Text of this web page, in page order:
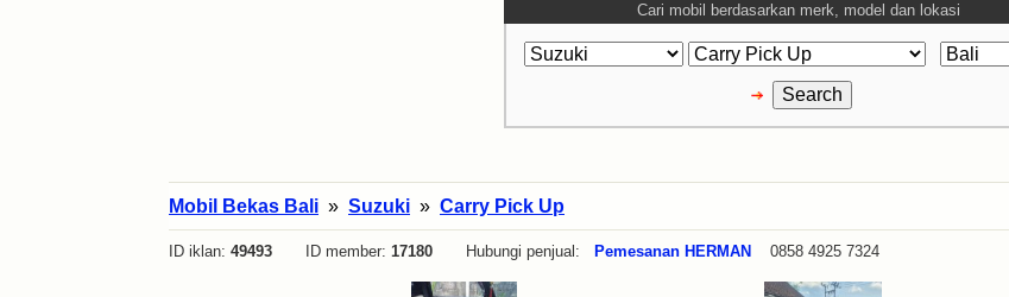
Cari mobil berdasarkan merk, model dan lokasi
Mobil Bekas Bali » Suzuki » Carry Pick Up
ID iklan: 49493 ID member: 17180 Hubungi penjual: Pemesanan HERMAN 0858 4925 7324